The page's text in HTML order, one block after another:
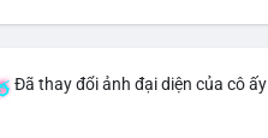
Đã thay đổi ảnh đại diện của cô ấy